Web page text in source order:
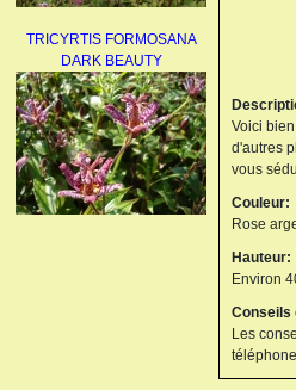
TRICYRTIS FORMOSANA
DARK BEAUTY
Voici
d'autres
vous
Couleur:
Rose
Hauteur:
Environ
Conseils
Les